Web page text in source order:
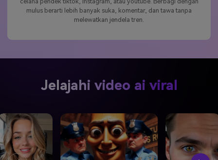
mulus berarti lebih banyak suka, komentar, dan tawa tanpa
melewatkan jendela tren.
Jelajahi video ai viral